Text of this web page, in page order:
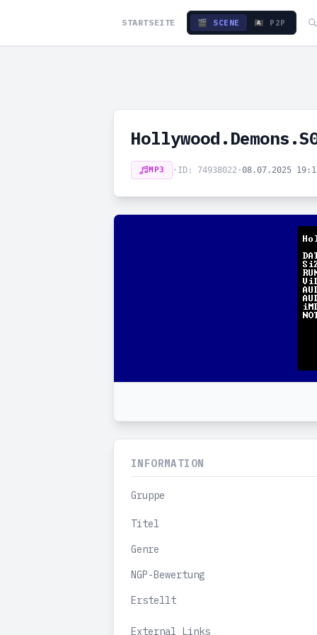
STARTSEITE 🎬 SCENE 🏴‍☠️ P2P
MP3 • ID: 74938022 •08.07.2025
INFORMATION
Gruppe
Titel
Genre
NGP-Bewertung
Erstellt
External Links